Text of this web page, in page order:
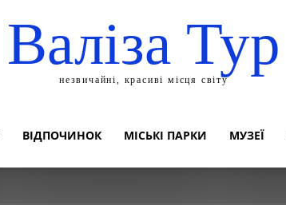
Валіза Тур
незвичайні, красиві місця світу
ВІДПОЧИНОК МІСЬКІ ПАРКИ МУЗЕЇ